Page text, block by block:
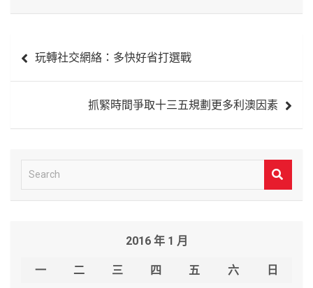
章 玩轉社交網絡：多快好省打選戰
抓緊時間爭取十三五規劃更多利澳因素
e
2016 年 1 月
一 二 三 四 五 六
日